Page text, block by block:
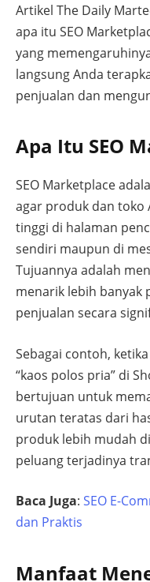
Artikel The Daily
apa itu SEO
yang
langsung Anda
penjualan dan
Apa Itu SEO
SEO Marketplace
agar produk dan toko
tinggi di halaman
sendiri maupun di
Tujuannya adalah
menarik lebih banyak
penjualan secara
Sebagai contoh,
“kaos polos pria” di
bertujuan untuk
urutan teratas dari
produk lebih mudah
peluang terjadinya
Baca Juga: SEO E-
dan Praktis
Manfaat